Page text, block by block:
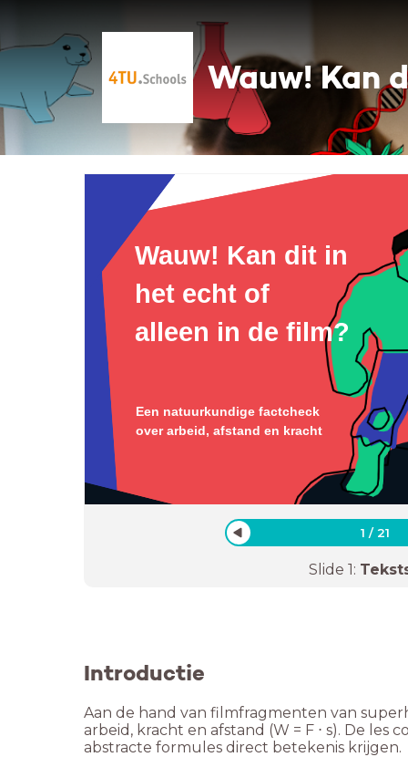
Wauw! Kan
Wauw! Kan dit in
het echt of
alleen in de film?
Een natuurkundige factcheck
over arbeid, afstand en kracht
1 /21
Slide 1:
Introductie
Aan de hand van filmfragmenten van
arbeid, kracht en afstand (W = F ⋅ s). De
abstracte formules direct betekenis krijgen.